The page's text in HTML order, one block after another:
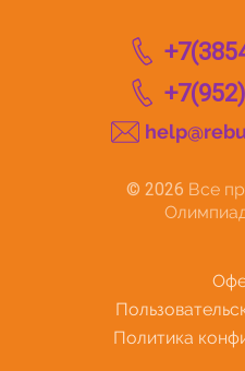
© 2026 Все
Политика